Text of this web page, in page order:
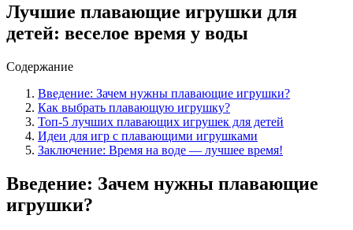
Лучшие плавающие игрушки для
детей: веселое время у воды
Содержание
Введение: Зачем нужны плавающие игрушки?
Как выбрать плавающую игрушку?
Топ-5 лучших плавающих игрушек для детей
Идеи для игр с плавающими игрушками
Заключение: Время на воде — лучшее время!
Введение: Зачем нужны плавающие
игрушки?